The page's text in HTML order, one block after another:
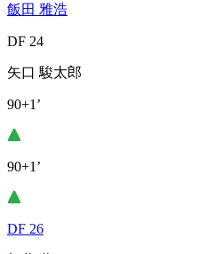
飯田 雅浩
DF 24
矢口 駿太郎
90+1’
90+1’
DF 26